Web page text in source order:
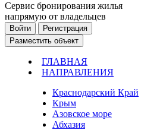
Cервис бронирования жилья
напрямую от владельцев
Войти
Регистрация
Разместить объект
ГЛАВНАЯ
НАПРАВЛЕНИЯ
Краснодарский Край
Крым
Азовское море
Абхазия